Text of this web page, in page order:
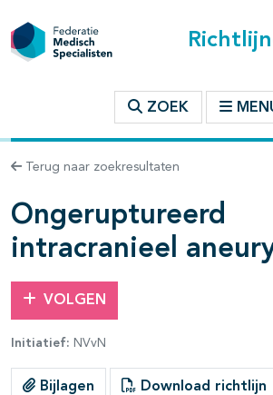
ZOEK
Terug naar zoekresultaten
Ongeruptureerd
intracranieel
VOLGEN
Initiatief: NVvN
Bijlagen Download richtlijn
binnen deze richtlijn